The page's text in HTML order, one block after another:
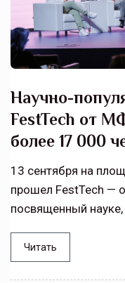
Научно-
FestTech от
более 17 000
13 сентября на
прошел FestTech —
посвященный
Читать